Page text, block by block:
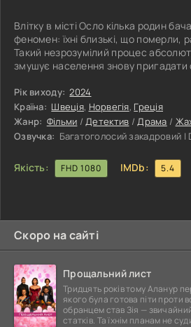
Влітку в місті Осло кілька родин
феномен: їхні близькі, що померли,
Такий незрозумілий процес
змушує населення знову пригадати
божевільний безлад і постійно
стикаються з величезною кількістю
надія, і страх, і недовіра. Минають
величезних кладовищах раптово
ніхто не
Рік виходу: 2024
Країна: Швеція, Норвегія, Греція
Жанр: Фільми /Детектив /Драма /
Озвучка: Багатоголосий закадровий |
Якість: FHD 1080 IMDb: 5.4
Скоро на сайті
Прощальний лист
Тридцять років тому Аланур
якого була готова піти проти
обранцем став Зія —
статків. Та їхнім планам не